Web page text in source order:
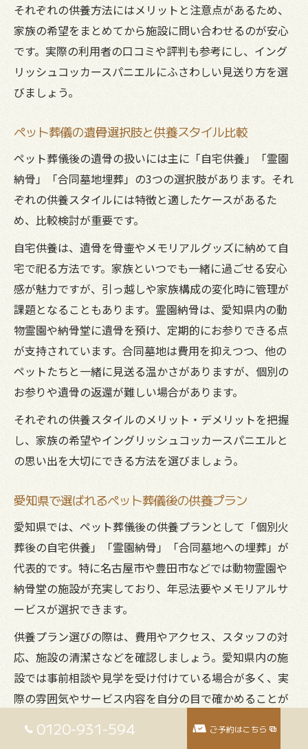
それぞれの供養方法にはメリットと注意点があるため、
家族の希望をまとめてから施設に問い合わせるのが安心
です。実際の利用者の口コミや評判も参考にし、イング
リッシュコッカースパニエルにふさわしい見送り方を選
びましょう。
ペット葬儀の遺骨選択肢と供養スタイル比較
ペット葬儀後の遺骨の扱いには主に「自宅供養」「霊園
納骨」「合同墓地埋葬」の3つの選択肢があります。それ
ぞれの供養スタイルには特徴と適したケースがあるた
め、比較検討が重要です。
自宅供養は、遺骨を骨壷やメモリアルグッズに納めて自
宅で祀る方法です。家族といつでも一緒に過ごせる安心
感が魅力ですが、引っ越しや家族構成の変化時に管理が
課題となることもあります。霊園納骨は、愛知県内の動
物霊園や納骨堂に遺骨を預け、定期的にお参りできる点
が支持されています。合同墓地は費用を抑えつつ、他の
ペットたちと一緒に見送る温かさがありますが、個別の
お参りや遺骨の返還が難しい場合があります。
それぞれの供養スタイルのメリット・デメリットを把握
し、家族の希望やイングリッシュコッカースパニエルと
の思い出を大切にできる方法を選びましょう。
愛知県で選ばれるペット葬儀後の供養プラン
愛知県では、ペット葬儀後の供養プランとして「個別火
葬後の自宅供養」「霊園納骨」「合同墓地への埋葬」が
代表的です。特に名古屋市や豊田市などでは動物霊園や
納骨堂の施設が充実しており、年忌法要やメモリアルサ
ービスが選択できます。
供養プラン選びの際は、費用やアクセス、スタッフの対
応、施設の清潔さなどを確認しましょう。愛知県内の施
設では事前相談や見学を受け付けている場合が多く、実
際の雰囲気やサービス内容を自分の目で確かめることが
に沿ったプランを選ぶことが後悔のない見送りにつなが
0120-931-594 ご予約はこちら